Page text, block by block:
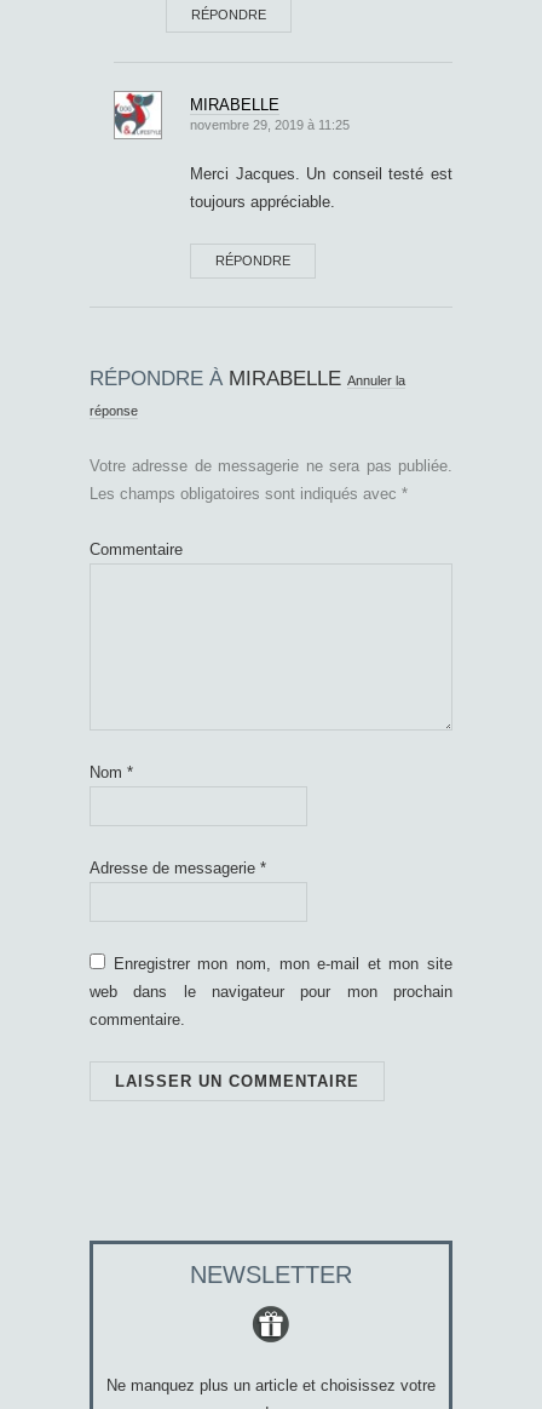
RÉPONDRE
MIRABELLE
novembre 29, 2019 à 11:25
Merci Jacques. Un conseil testé est
toujours appréciable.
RÉPONDRE
RÉPONDRE À MIRABELLE Annuler la
réponse
Votre adresse de messagerie ne sera pas publiée.
Les champs obligatoires sont indiqués avec *
Commentaire
Nom *
Adresse de messagerie *
Enregistrer mon nom, mon e-mail et mon site
web dans le navigateur pour mon prochain
commentaire.
NEWSLETTER
Ne manquez plus un article et choisissez votre